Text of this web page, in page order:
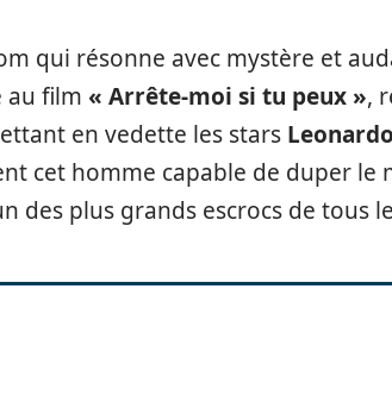
qui résonne avec mystère et
au film « Arrête-moi si tu peux »,
en vedette les stars
cet homme capable de duper le
des plus grands escrocs de tous